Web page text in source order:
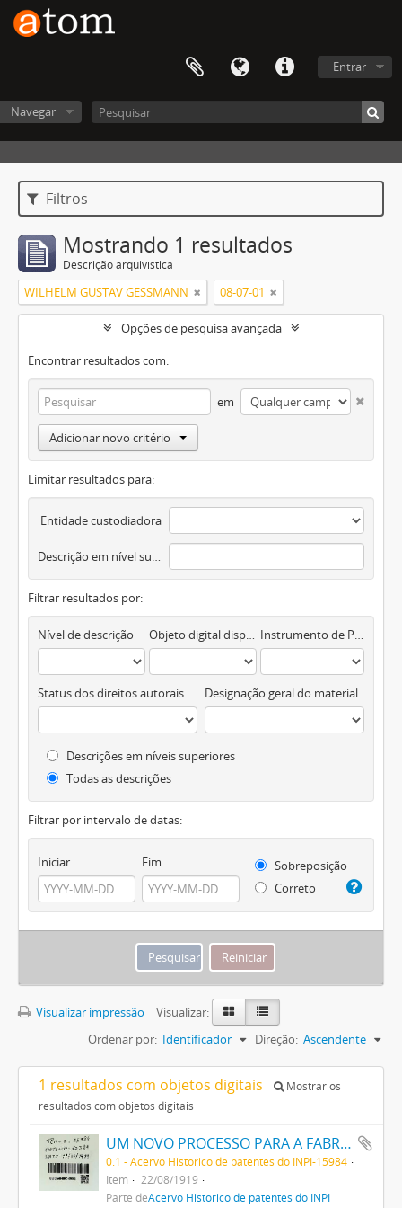
Entrar
Navegar
Filtros
Mostrando 1 resultados
Descrição arquivística
WILHELM GUSTAV GESSMANN 08-07-01
Opções de pesquisa avançada
Encontrar resultados com:
em
Adicionar novo critério
Limitar resultados para:
Entidade custodiadora
Descrição em nível superior
Filtrar resultados por:
Nível de descrição Objeto digital disponível Instrumento de Pesquisa
Status dos direitos autorais Designação geral do material
Descrições em níveis superiores
Todas as descrições
Filtrar por intervalo de datas:
Iniciar Fim
Sobreposição
Correto
Visualizar impressão
Visualizar:
Ordenar por: Identificador Direção: Ascendente
1 resultados com objetos digitais
Mostrar os
resultados com objetos digitais
UM NOVO PROCESSO PARA A FABRICAÇÃO DE TINTAS EM PÓ POR MEIO DA PRECIPITAÇÃO E FIXAÇÃO DE TINTAS ANILINAS SOBRE CORPOS MINERAES
0.1 - Acervo Histórico de patentes do INPI-15984
Item
22/08/1919
Parte deAcervo Histórico de patentes do INPI